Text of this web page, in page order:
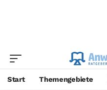
Start Themengebiete